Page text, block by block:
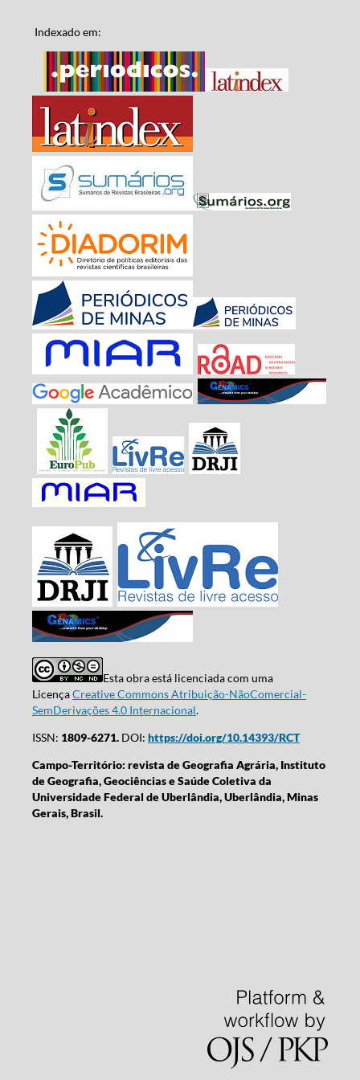
Indexado em:
Esta obra está licenciada com uma
LicençaCreative Commons Atribuição-NãoComercial-
SemDerivações 4.0 Internacional.
ISSN: 1809-6271.DOI: https://doi.org/10.14393/RCT
Campo-Território: revista de Geografia Agrária, Instituto
de Geografia, Geociências e Saúde Coletiva da
Universidade Federal de Uberlândia, Uberlândia, Minas
Gerais, Brasil.